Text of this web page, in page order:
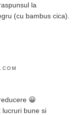
la
(cu bambus cica).
😀
lucruri bune si